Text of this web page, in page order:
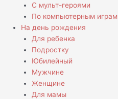
С мульт-героями
По компьютерным играм
На день рождения
Для ребенка
Подростку
Юбилейный
Мужчине
Женщине
Для мамы